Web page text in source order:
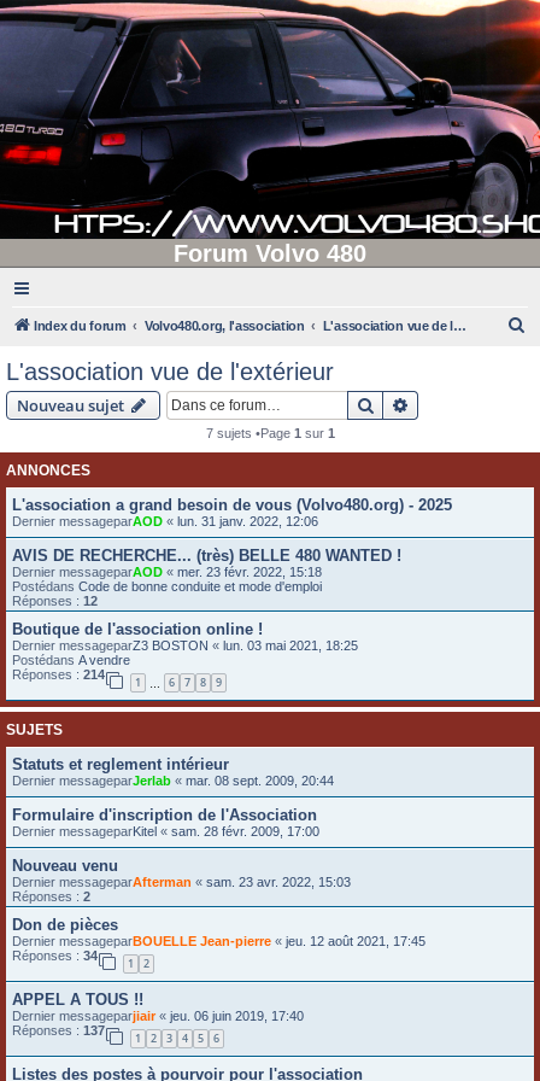
Forum Volvo 480
Index du forum Volvo480.org, l'association L'association vue de l'extérieur
L'association vue de l'extérieur
Nouveau sujet Rechercher
7 sujets •Page 1 sur 1
ANNONCES
L'association a grand besoin de vous (Volvo480.org) - 2025
Dernier messageparAOD « lun. 31 janv. 2022, 12:06
AVIS DE RECHERCHE... (très) BELLE 480 WANTED !
Dernier messageparAOD « mer. 23 févr. 2022, 15:18
Postédans Code de bonne conduite et mode d'emploi
Réponses : 12
Boutique de l'association online !
Dernier messageparZ3 BOSTON « lun. 03 mai 2021, 18:25
Postédans A vendre
Réponses : 214
1 … 6 7 8 9
SUJETS
Statuts et reglement intérieur
Dernier messageparJerlab « mar. 08 sept. 2009, 20:44
Formulaire d'inscription de l'Association
Dernier messageparKitel « sam. 28 févr. 2009, 17:00
Nouveau venu
Dernier messageparAfterman « sam. 23 avr. 2022, 15:03
Réponses : 2
Don de pièces
Dernier messageparBOUELLE Jean-pierre « jeu. 12 août 2021, 17:45
Réponses : 34
1 2
APPEL A TOUS !!
Dernier messageparjiair« jeu. 06 juin 2019, 17:40
Réponses : 137
1 2 3 4 5 6
Listes des postes à pourvoir pour l'association